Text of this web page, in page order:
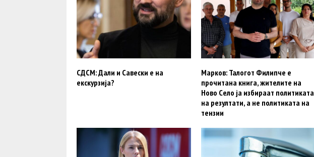
СДСМ: Дали и Савески е на
екскурзија?
Марков: Талогот Филипче е
прочитана книга, жителите на
Ново Село ја избираат политиката
на резултати, а не политиката на
тензии